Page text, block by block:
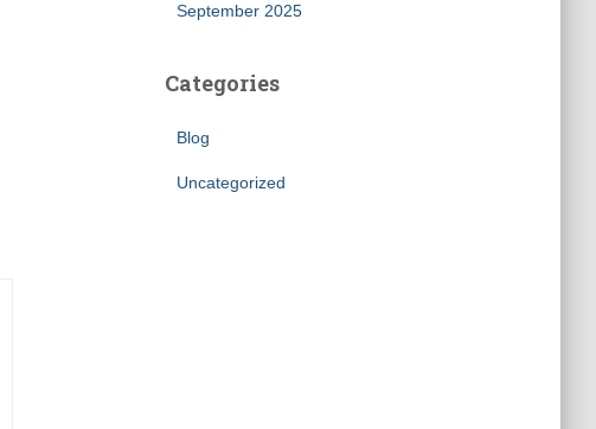
September 2025
Categories
Blog
Uncategorized